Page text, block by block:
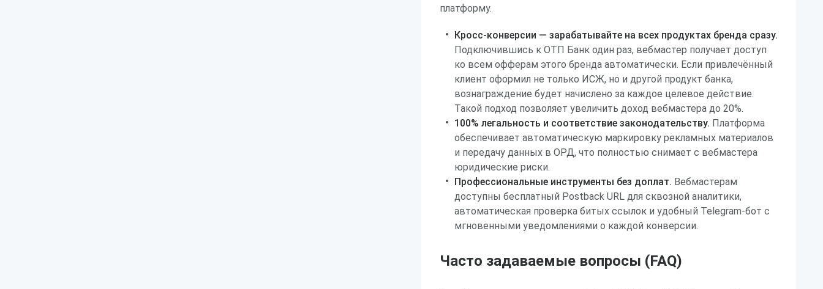
платформу.
Кросс-конверсии — зарабатывайте на всех продуктах бренда сразу.
Подключившись к ОТП Банк один раз, вебмастер получает доступ
ко всем офферам этого бренда автоматически. Если привлечённый
клиент оформил не только ИСЖ, но и другой продукт банка,
вознаграждение будет начислено за каждое целевое действие.
Такой подход позволяет увеличить доход вебмастера до 20%.
100% легальность и соответствие законодательству. Платформа
обеспечивает автоматическую маркировку рекламных материалов
и передачу данных в ОРД, что полностью снимает с вебмастера
юридические риски.
Профессиональные инструменты без доплат. Вебмастерам
доступны бесплатный Postback URL для сквозной аналитики,
автоматическая проверка битых ссылок и удобный Telegram-бот с
мгновенными уведомлениями о каждой конверсии.
Часто задаваемые вопросы (FAQ)